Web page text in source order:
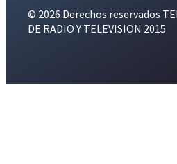
© 2026 Derechos reservados
DE RADIO Y TELEVISION 2015